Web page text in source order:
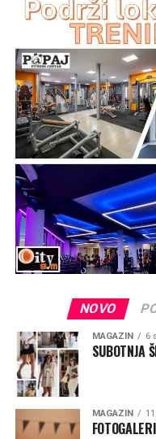
Na mjestu crkvice
godine pronašli sliku
spomen podignuta
pouzdanja i izraz
„Taj kip je znak vjere,
prisutna među svojim
prati sve koji tuda
prema moru, prema
prema ribarima i
prema putnicima tim
nebeske Majke koja
i zagovara svoju djecu
Zgrablić.
NOVO
MAGAZIN 6
SUBOTNJA
MAGAZIN